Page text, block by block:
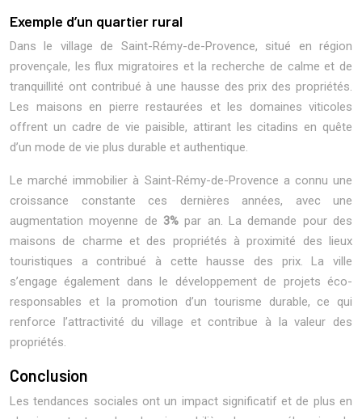
Exemple d’un quartier rural
Dans le village de Saint-Rémy-de-Provence, situé en région
provençale, les flux migratoires et la recherche de calme et de
tranquillité ont contribué à une hausse des prix des propriétés.
Les maisons en pierre restaurées et les domaines viticoles
offrent un cadre de vie paisible, attirant les citadins en quête
d’un mode de vie plus durable et authentique.
Le marché immobilier à Saint-Rémy-de-Provence a connu une
croissance constante ces dernières années, avec une
augmentation moyenne de 3%par an. La demande pour des
maisons de charme et des propriétés à proximité des lieux
touristiques a contribué à cette hausse des prix. La ville
s’engage également dans le développement de projets éco-
responsables et la promotion d’un tourisme durable, ce qui
renforce l’attractivité du village et contribue à la valeur des
propriétés.
Conclusion
Les tendances sociales ont un impact significatif et de plus en